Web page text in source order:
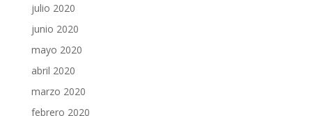
julio 2020
junio 2020
mayo 2020
abril 2020
marzo 2020
febrero 2020